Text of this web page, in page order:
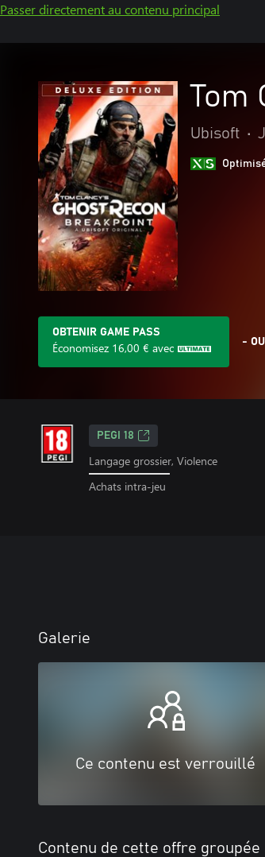
Passer directement au contenu principal
Tom
Ubisoft •
OBTENIR GAME PASS
Économisez 16,00 € avec -
PEGI 18
Langage grossier, Violence
Achats intra-jeu
Galerie
Ce contenu est verrouillé
Contenu de cette offre groupée